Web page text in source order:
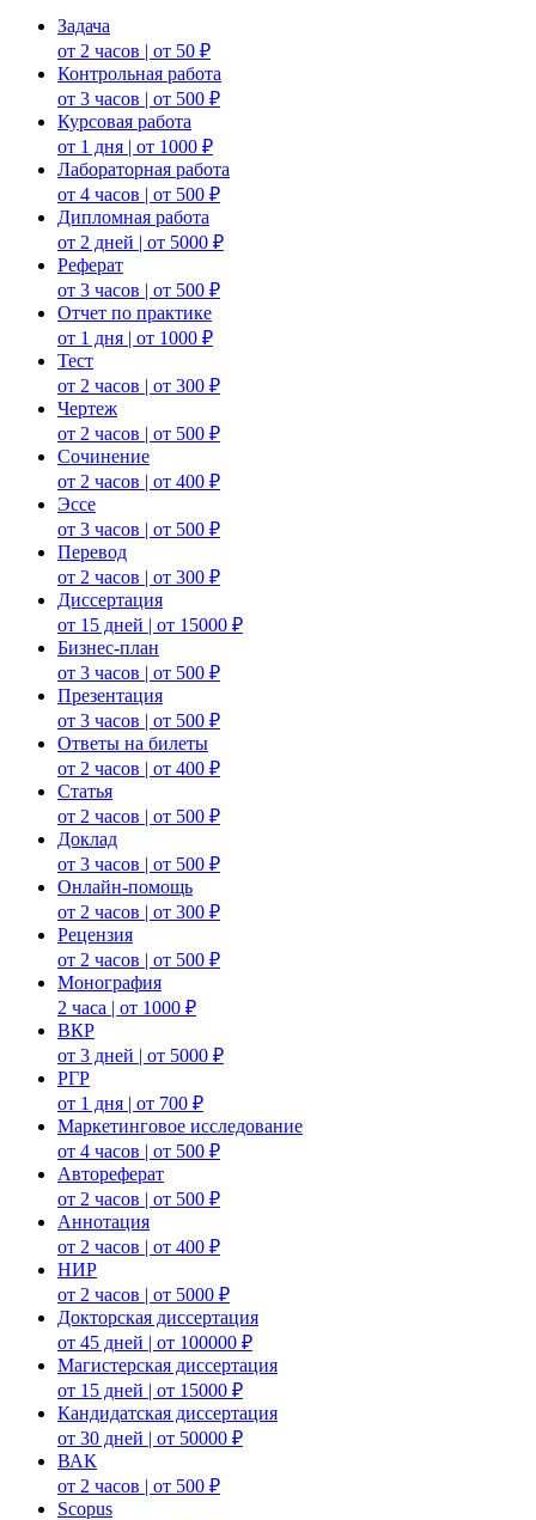
Задача
от 2 часов | от 50 ₽
Контрольная работа
от 3 часов | от 500 ₽
Курсовая работа
от 1 дня | от 1000 ₽
Лабораторная работа
от 4 часов | от 500 ₽
Дипломная работа
от 2 дней | от 5000 ₽
Реферат
от 3 часов | от 500 ₽
Отчет по практике
от 1 дня | от 1000 ₽
Тест
от 2 часов | от 300 ₽
Чертеж
от 2 часов | от 500 ₽
Сочинение
от 2 часов | от 400 ₽
Эссе
от 3 часов | от 500 ₽
Перевод
от 2 часов | от 300 ₽
Диссертация
от 15 дней | от 15000 ₽
Бизнес-план
от 3 часов | от 500 ₽
Презентация
от 3 часов | от 500 ₽
Ответы на билеты
от 2 часов | от 400 ₽
Статья
от 2 часов | от 500 ₽
Доклад
от 3 часов | от 500 ₽
Онлайн-помощь
от 2 часов | от 300 ₽
Рецензия
от 2 часов | от 500 ₽
Монография
2 часа | от 1000 ₽
ВКР
от 3 дней | от 5000 ₽
РГР
от 1 дня | от 700 ₽
Маркетинговое исследование
от 4 часов | от 500 ₽
Автореферат
от 2 часов | от 500 ₽
Аннотация
от 2 часов | от 400 ₽
НИР
от 2 часов | от 5000 ₽
Докторская диссертация
от 45 дней | от 100000 ₽
Магистерская диссертация
от 15 дней | от 15000 ₽
Кандидатская диссертация
от 30 дней | от 50000 ₽
ВАК
от 2 часов | от 500 ₽
Scopus